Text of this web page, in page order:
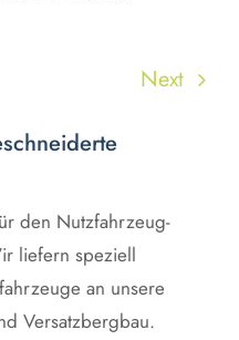
Next
den Nutzfahrzeug-
liefern speziell
an unsere
Versatzbergbau.